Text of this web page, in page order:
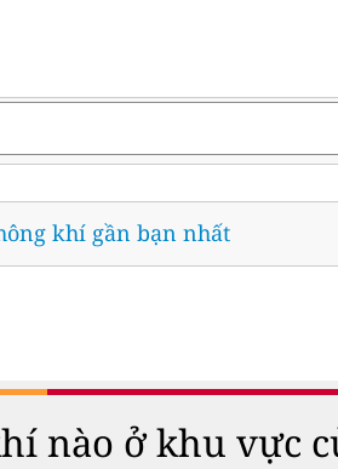
khí gần bạn nhất
nào ở khu vực